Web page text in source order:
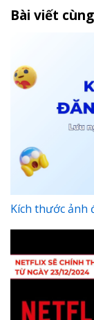
Bài viết
Kích thước ảnh